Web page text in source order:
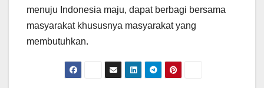
menuju Indonesia maju, dapat berbagi bersama
masyarakat khususnya masyarakat yang
membutuhkan.